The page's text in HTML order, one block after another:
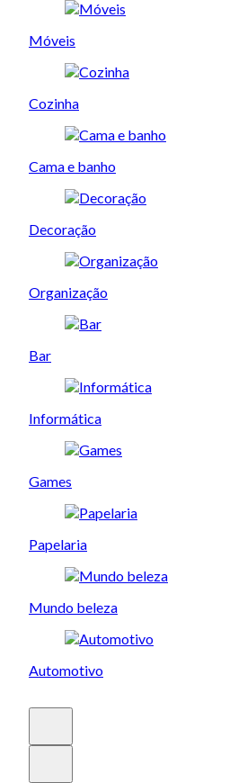
Móveis
Cozinha
Cama e banho
Decoração
Organização
Bar
Informática
Games
Papelaria
Mundo beleza
Automotivo